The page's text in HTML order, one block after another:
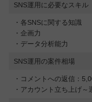
SNS運用に必要なスキル
・各SNSに関する知識
・企画力
・データ分析能力
SNS運用の案件相場
・コメントへの返信：
・アカウント立ち上げ